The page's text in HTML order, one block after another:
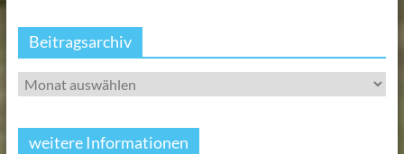
Beitragsarchiv
weitere Informationen